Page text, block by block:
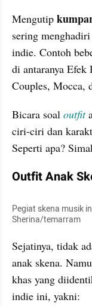
Mengutip
sering
indie. Contoh
di antaranya
Couples, Mocca,
Bicara soal outfit
ciri-ciri dan
Seperti apa?
Outfit Anak
Pegiat skena musik
Sherina/temarram
Sejatinya, tidak
anak skena.
khas yang
indie ini, yakni: